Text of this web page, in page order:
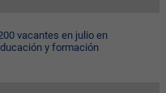
vacantes en julio en
y formación